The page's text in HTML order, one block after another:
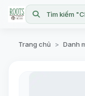
Tìm kiếm
Trang chủ > Danh